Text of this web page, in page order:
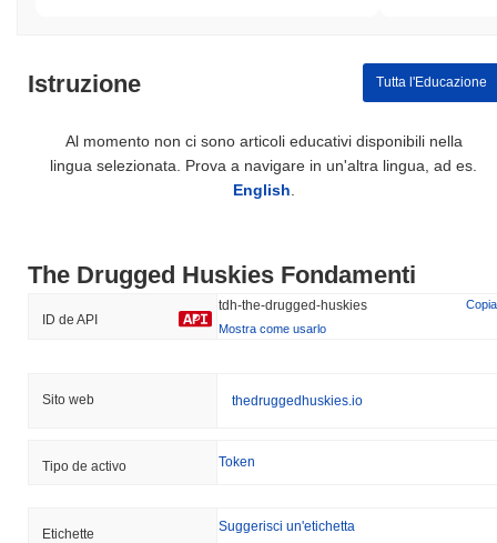
Istruzione Tutta l'Educazione
Al momento non ci sono articoli educativi disponibili nella
lingua selezionata. Prova a navigare in un'altra lingua, ad es.
English
The Drugged Huskies Fondamenti
ID de API
tdh-the-drugged-huskies
Copia
Mostra come usarlo
Sito web thedruggedhuskies.io
Tipo de activo Token
Etichette Suggerisci un'etichetta